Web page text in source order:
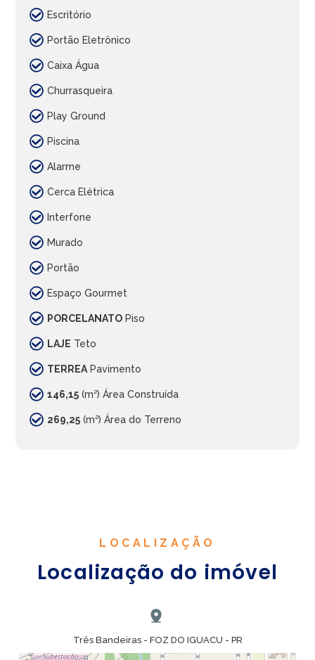
Escritório
Portão Eletrônico
Caixa Água
Churrasqueira
Play Ground
Piscina
Alarme
Cerca Elétrica
Interfone
Murado
Portão
Espaço Gourmet
PORCELANATO Piso
LAJE Teto
TERREA Pavimento
146,15 (m²) Área Construída
269,25 (m²) Área do Terreno
LOCALIZAÇÃO
Localização do imóvel
Três Bandeiras - FOZ DO IGUACU - PR